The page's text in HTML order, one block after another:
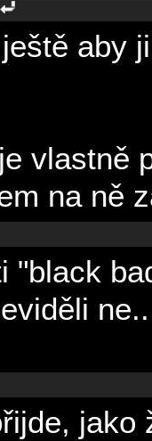
aby
vlastně
na ně
"black
jako